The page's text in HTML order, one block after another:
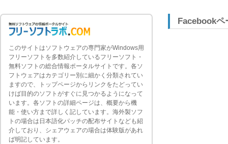
このサイトはソフトウェアの専門家がWindows用
フリーソフトを多数紹介しているフリーソフト・
無料ソフトの総合情報ポータルサイトです。各ソ
フトウェアはカテゴリー別に細かく分類されてい
ますので、トップページからリンクをたどってい
けば目的のソフトがすぐに見つかるようになって
います。各ソフトの詳細ページは、概要から機
能・使い方まで詳しく記しています。海外製ソフ
トの場合は日本語化パッチの配布サイトなども紹
介しており、シェアウェアの場合は体験版があれ
ば明記しています。
Facebookペ